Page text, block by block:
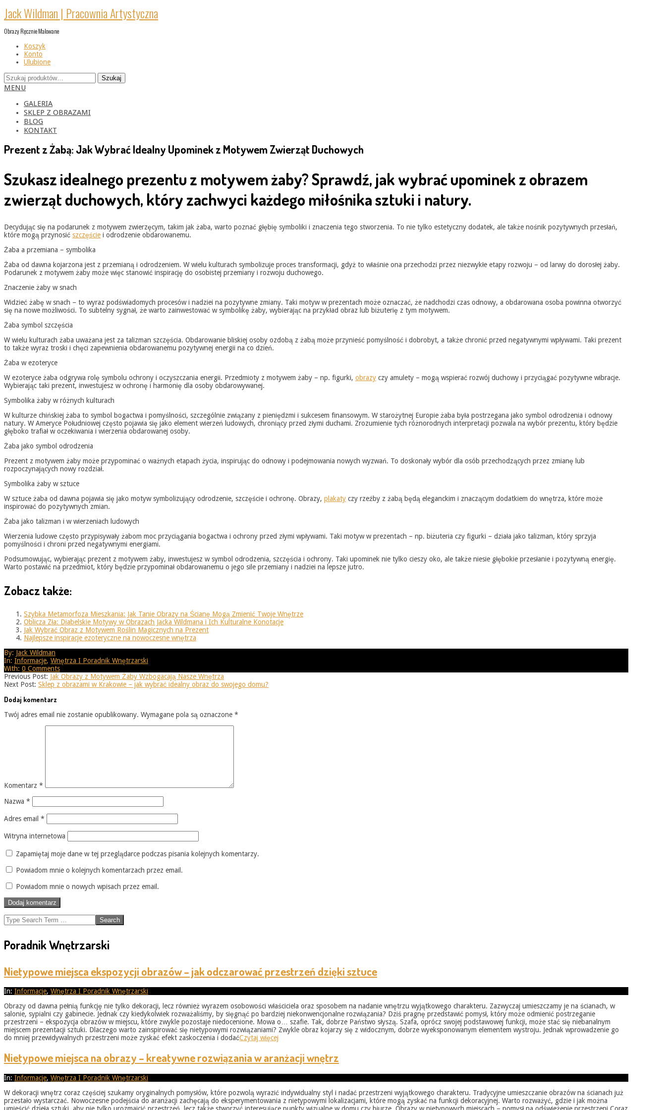
Skip
to
Jack Wildman | Pracownia Artystyczna
Obrazy Ręcznie Malowane
Koszyk
Konto
Ulubione
Szukaj:
Szukaj
Primary
Menu
MENU
GALERIA
SKLEP Z OBRAZAMI
BLOG
KONTAKT
Prezent z Żabą: Jak Wybrać Idealny Upominek z Motywem Zwierząt Duchowych
Szukasz idealnego prezentu z motywem żaby? Sprawdź, jak wybrać upominek z obrazem
zwierząt duchowych, który zachwyci każdego miłośnika sztuki i natury.
Decydując się na podarunek z motywem zwierzęcym, takim jak żaba, warto poznać głębię symboliki i znaczenia tego stworzenia. To nie tylko estetyczny dodatek, ale także nośnik pozytywnych przesłań,
które mogą przynosić szczęście i odrodzenie obdarowanemu.
Żaba a przemiana – symbolika
Żaba od dawna kojarzona jest z przemianą i odrodzeniem. W wielu kulturach symbolizuje proces transformacji, gdyż to właśnie ona przechodzi przez niezwykłe etapy rozwoju – od larwy do dorosłej żaby.
Podarunek z motywem żaby może więc stanowić inspirację do osobistej przemiany i rozwoju duchowego.
Znaczenie żaby w snach
Widzieć żabę w snach – to wyraz podświadomych procesów i nadziei na pozytywne zmiany. Taki motyw w prezentach może oznaczać, że nadchodzi czas odnowy, a obdarowana osoba powinna otworzyć
się na nowe możliwości. To subtelny sygnał, że warto zainwestować w symbolikę żaby, wybierając na przykład obraz lub biżuterię z tym motywem.
Żaba symbol szczęścia
W wielu kulturach żaba uważana jest za talizman szczęścia. Obdarowanie bliskiej osoby ozdobą z żabą może przynieść pomyślność i dobrobyt, a także chronić przed negatywnymi wpływami. Taki prezent
to także wyraz troski i chęci zapewnienia obdarowanemu pozytywnej energii na co dzień.
Żaba w ezoteryce
W ezoteryce żaba odgrywa rolę symbolu ochrony i oczyszczania energii. Przedmioty z motywem żaby – np. figurki, obrazy czy amulety – mogą wspierać rozwój duchowy i przyciągać pozytywne wibracje.
Wybierając taki prezent, inwestujesz w ochronę i harmonię dla osoby obdarowywanej.
Symbolika żaby w różnych kulturach
W kulturze chińskiej żaba to symbol bogactwa i pomyślności, szczególnie związany z pieniędzmi i sukcesem finansowym. W starożytnej Europie żaba była postrzegana jako symbol odrodzenia i odnowy
natury. W Ameryce Południowej często pojawia się jako element wierzeń ludowych, chroniący przed złymi duchami. Zrozumienie tych różnorodnych interpretacji pozwala na wybór prezentu, który będzie
głęboko trafiał w oczekiwania i wierzenia obdarowanej osoby.
Żaba jako symbol odrodzenia
Prezent z motywem żaby może przypominać o ważnych etapach życia, inspirując do odnowy i podejmowania nowych wyzwań. To doskonały wybór dla osób przechodzących przez zmianę lub
rozpoczynających nowy rozdział.
Symbolika żaby w sztuce
W sztuce żaba od dawna pojawia się jako motyw symbolizujący odrodzenie, szczęście i ochronę. Obrazy, plakaty czy rzeźby z żabą będą eleganckim i znaczącym dodatkiem do wnętrza, które może
inspirować do pozytywnych zmian.
Żaba jako talizman i w wierzeniach ludowych
Wierzenia ludowe często przypisywały żabom moc przyciągania bogactwa i ochrony przed złymi wpływami. Taki motyw w prezentach – np. biżuteria czy figurki – działa jako talizman, który sprzyja
pomyślności i chroni przed negatywnymi energiami.
Podsumowując, wybierając prezent z motywem żaby, inwestujesz w symbol odrodzenia, szczęścia i ochrony. Taki upominek nie tylko cieszy oko, ale także niesie głębokie przesłanie i pozytywną energię.
Warto postawić na przedmiot, który będzie przypominał obdarowanemu o jego sile przemiany i nadziei na lepsze jutro.
Zobacz także:
Szybka Metamorfoza Mieszkania: Jak Tanie Obrazy na Ścianę Mogą Zmienić Twoje Wnętrze
Oblicza Zła: Diabelskie Motywy w Obrazach Jacka Wildmana i Ich Kulturalne Konotacje
Jak Wybrać Obraz z Motywem Roślin Magicznych na Prezent
Najlepsze inspiracje ezoteryczne na nowoczesne wnętrza
2025-
08-
25
By: Jack Wildman
In: Informacje, Wnętrza I Poradnik Wnętrzarski
With: 0 Comments
Previous Post: Jak Obrazy z Motywem Żaby Wzbogacają Nasze Wnętrza
Next Post: Sklep z obrazami w Krakowie – jak wybrać idealny obraz do swojego domu?
Dodaj komentarz
Twój adres email nie zostanie opublikowany. Wymagane pola są oznaczone *
Komentarz *
Nazwa *
Adres email *
Witryna internetowa
Zapamiętaj moje dane w tej przeglądarce podczas pisania kolejnych komentarzy.
Powiadom mnie o kolejnych komentarzach przez email.
Powiadom mnie o nowych wpisach przez email.
Search
Poradnik Wnętrzarski
Nietypowe miejsca ekspozycji obrazów – jak odczarować przestrzeń dzięki sztuce
2026-
31
In: Informacje, Wnętrza I Poradnik Wnętrzarski
Obrazy od dawna pełnią funkcję nie tylko dekoracji, lecz również wyrazem osobowości właściciela oraz sposobem na nadanie wnętrzu wyjątkowego charakteru. Zazwyczaj umieszczamy je na ścianach, w
salonie, sypialni czy gabinecie. Jednak czy kiedykolwiek rozważaliśmy, by sięgnąć po bardziej niekonwencjonalne rozwiązania? Dziś pragnę przedstawić pomysł, który może odmienić postrzeganie
przestrzeni – ekspozycja obrazów w miejscu, które zwykle pozostaje niedocenione. Mowa o… szafie. Tak, dobrze Państwo słyszą. Szafa, oprócz swojej podstawowej funkcji, może stać się niebanalnym
miejscem prezentacji sztuki. Dlaczego warto zainspirować się nietypowymi rozwiązaniami? Zwykle obraz kojarzy się z widocznym, dobrze wyeksponowanym elementem wystroju. Jednak wprowadzenie go
do mniej przewidywalnych przestrzeni może zyskać efekt zaskoczenia i dodaćCzytaj więcej
Nietypowe miejsca na obrazy – kreatywne rozwiązania w aranżacji wnętrz
2026-
31
In: Informacje, Wnętrza I Poradnik Wnętrzarski
W dekoracji wnętrz coraz częściej szukamy oryginalnych pomysłów, które pozwolą wyrazić indywidualny styl i nadać przestrzeni wyjątkowego charakteru. Tradycyjne umieszczanie obrazów na ścianach już
przestało wystarczać. Nowoczesne podejścia do aranżacji zachęcają do eksperymentowania z nietypowymi lokalizacjami, które mogą zyskać na funkcji dekoracyjnej. Warto rozważyć, gdzie i jak można
umieścić dzieła sztuki, aby nie tylko urozmaicić przestrzeń, lecz także stworzyć interesujące punkty wizualne w domu czy biurze. Obrazy w nietypowych miejscach – pomysł na odświeżenie przestrzeni Coraz